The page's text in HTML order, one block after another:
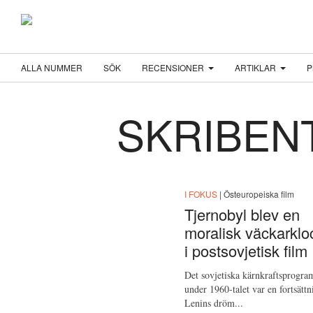
ALLA NUMMER SÖK RECENSIONER ARTIKLAR
I FOKUS | Östeuropeiska film
Tjernobyl blev en
moralisk
i postsovjetisk film
Det sovjetiska
under 1960-talet var en
Lenins dröm...